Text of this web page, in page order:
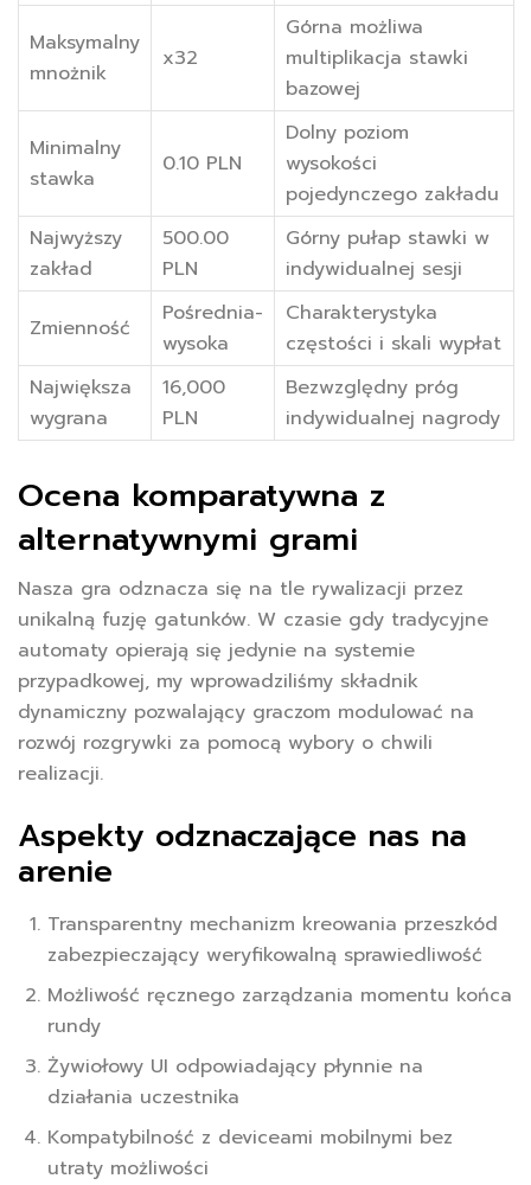
Maksymalny
mnożnik
x32
Górna możliwa
multiplikacja stawki
bazowej
Minimalny
stawka
0.10 PLN
Dolny poziom
wysokości
pojedynczego zakładu
Najwyższy
zakład
500.00
PLN
Górny pułap stawki w
indywidualnej sesji
Zmienność
Pośrednia-
wysoka
Charakterystyka
częstości i skali wypłat
Największa
wygrana
16,000
PLN
Bezwzględny próg
indywidualnej nagrody
Ocena komparatywna z
alternatywnymi grami
Nasza gra odznacza się na tle rywalizacji przez
unikalną fuzję gatunków. W czasie gdy tradycyjne
automaty opierają się jedynie na systemie
przypadkowej, my wprowadziliśmy składnik
dynamiczny pozwalający graczom modulować na
rozwój rozgrywki za pomocą wybory o chwili
realizacji.
Aspekty odznaczające nas na
arenie
Transparentny mechanizm kreowania przeszkód
zabezpieczający weryfikowalną sprawiedliwość
Możliwość ręcznego zarządzania momentu końca
rundy
Żywiołowy UI odpowiadający płynnie na
działania uczestnika
Kompatybilność z deviceami mobilnymi bez
utraty możliwości